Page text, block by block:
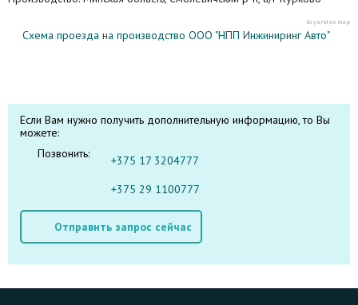
to yandex map
Схема проезда на производство ООО "НПП Инжиниринг Авто"
Если Вам нужно получить дополнительную информацию, то Вы
можете:
Позвонить:
+375 17 3204777
+375 29 1100777
Отправить запрос сейчас